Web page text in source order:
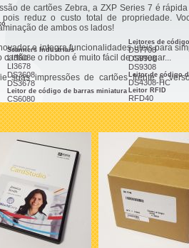
Scanners Industriais
LI3608
LI3678
DS3608
DS3678
Leitor de código de barras miniatura
CS6080
Leitores de
DS7708
DS9908
DS9308
Leitor de código
DS4308-HC
Leitor RFID
RFD40
RFD90
industrial
Impressora portátil
ZQ200
ZQ300
ZQ500
ZQ600
Mecanismo de impressão
ZE511
Impressora RFID
ZD500 - UHF
ZT420 - UHF
R110Xi4
ZE500 - UHF
Impressoras paradas
ZE500-4
ZE500-6
GC420
ZT410
de cartões Zebra, a ZXP Series 7 é
pois reduz o custo total de propriedade.
de ambos os lados!
e integra funcionalidades úteis para
e o ribbon é muito fácil de carregar...
suas impressões de cartões frente e